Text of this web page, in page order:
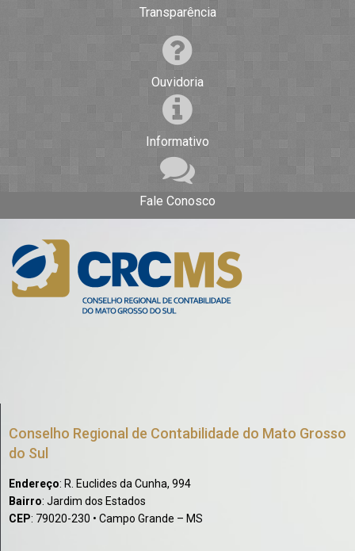
Transparência
Ouvidoria
Informativo
Fale Conosco
Conselho Regional de Contabilidade do Mato Grosso
do Sul
Endereço: R. Euclides da Cunha, 994
Bairro: Jardim dos Estados
CEP: 79020-230 • Campo Grande – MS